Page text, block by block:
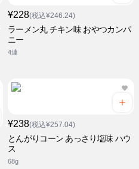
¥228(税込¥246.24)
ラーメン丸 チキン味 おやつカンパ
ニー
4連
¥238(税込¥257.04)
とんがりコーン あっさり塩味 ハウ
ス
68g